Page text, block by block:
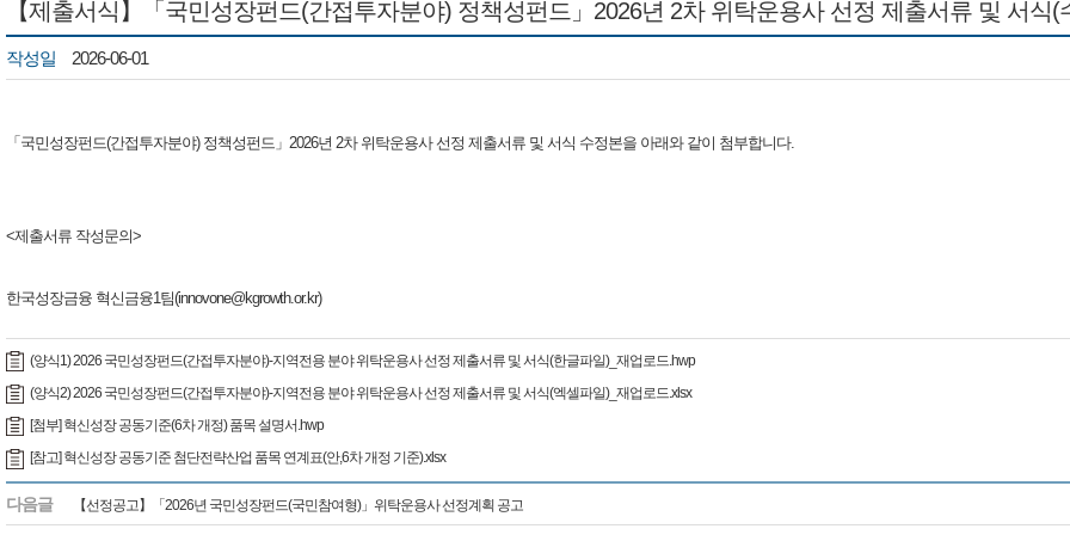
【제출서식】「국민성장펀드(간접투자분야) 정책성펀드」2026년 2차 위탁운용사 선정 제출서류 및 서식(
작성일 2026-06-01
「국민성장펀드(간접투자분야) 정책성펀드」2026년 2차 위탁운용사 선정 제출서류 및 서식 수정본을 아래와 같이 첨부합니다.
<제출서류 작성문의>
한국성장금융 혁신금융1팀(innovone@kgrowth.or.kr)​
(양식1) 2026 국민성장펀드(간접투자분야)-지역전용 분야 위탁운용사 선정 제출서류 및 서식(한글파일)_재업로드.hwp
(양식2) 2026 국민성장펀드(간접투자분야)-지역전용 분야 위탁운용사 선정 제출서류 및 서식(엑셀파일)_재업로드.xlsx
[첨부] 혁신성장 공동기준(6차 개정) 품목 설명서.hwp
[참고] 혁신성장 공동기준 첨단전략산업 품목 연계표(안,6차 개정 기준).xlsx
다음글 【선정공고】「2026년 국민성장펀드(국민참여형)」위탁운용사 선정계획 공고